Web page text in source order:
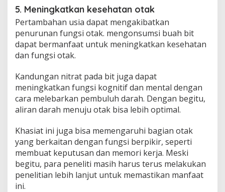
5. Meningkatkan kesehatan otak
Pertambahan usia dapat mengakibatkan
penurunan fungsi otak. mengonsumsi buah bit
dapat bermanfaat untuk meningkatkan kesehatan
dan fungsi otak.
Kandungan nitrat pada bit juga dapat
meningkatkan fungsi kognitif dan mental dengan
cara melebarkan pembuluh darah. Dengan begitu,
aliran darah menuju otak bisa lebih optimal.
Khasiat ini juga bisa memengaruhi bagian otak
yang berkaitan dengan fungsi berpikir, seperti
membuat keputusan dan memori kerja. Meski
begitu, para peneliti masih harus terus melakukan
penelitian lebih lanjut untuk memastikan manfaat
ini.